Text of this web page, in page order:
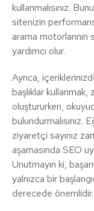
kullanmalısınız.
sitenizin
arama
yardımcı olur.
Ayrıca,
başlıklar
oluştururken,
bulundurmalısınız.
ziyaretçi sayınız
aşamasında SEO
Unutmayın ki,
yalnızca bir
derecede önemlidir.